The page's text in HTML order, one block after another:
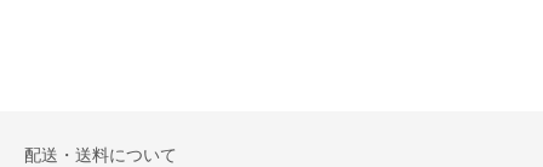
配送・送料について